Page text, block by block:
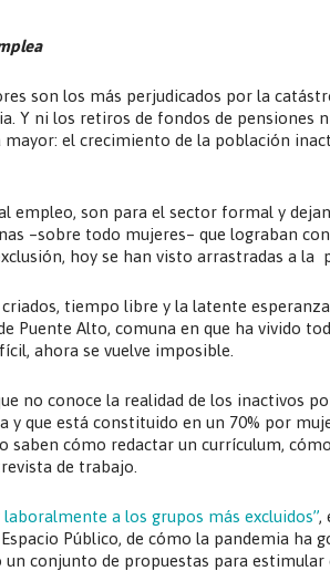
son los más perjudicados por la
Y ni los retiros de fondos de pensiones
el crecimiento de la población
empleo, son para el sector formal y
–sobre todo mujeres– que lograban
hoy se han visto arrastradas a la
tiempo libre y la latente
Puente Alto, comuna en que ha vivido
ahora se vuelve imposible.
no conoce la realidad de los inactivos
y que está constituido en un 70% por
saben cómo redactar un currículum, cómo
de trabajo.
a los grupos más excluidos”,
Público, de cómo la pandemia ha
conjunto de propuestas para estimular